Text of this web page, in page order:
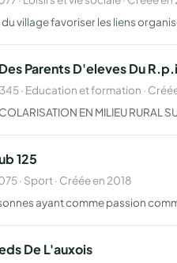
village favoriser les liens
Parents D'eleves Du
· Education et formation ·
EN MILIEU RURAL
125
· Sport · Créée en 2018
ayant comme passion
De L'auxois